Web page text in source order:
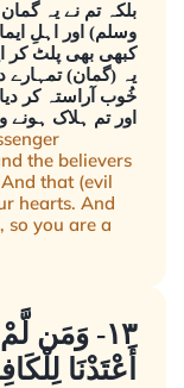
بلکہ تم نے یہ
وسلم) اور اہلِ
کبھی بھی پلٹ کر
یہ (گمان)
خُوب آراستہ کر
اور تم ہلاک ہونے
the believers
that (evil
hearts. And
so you are a
١٣- وَمَن
أَعْتَدْنَا